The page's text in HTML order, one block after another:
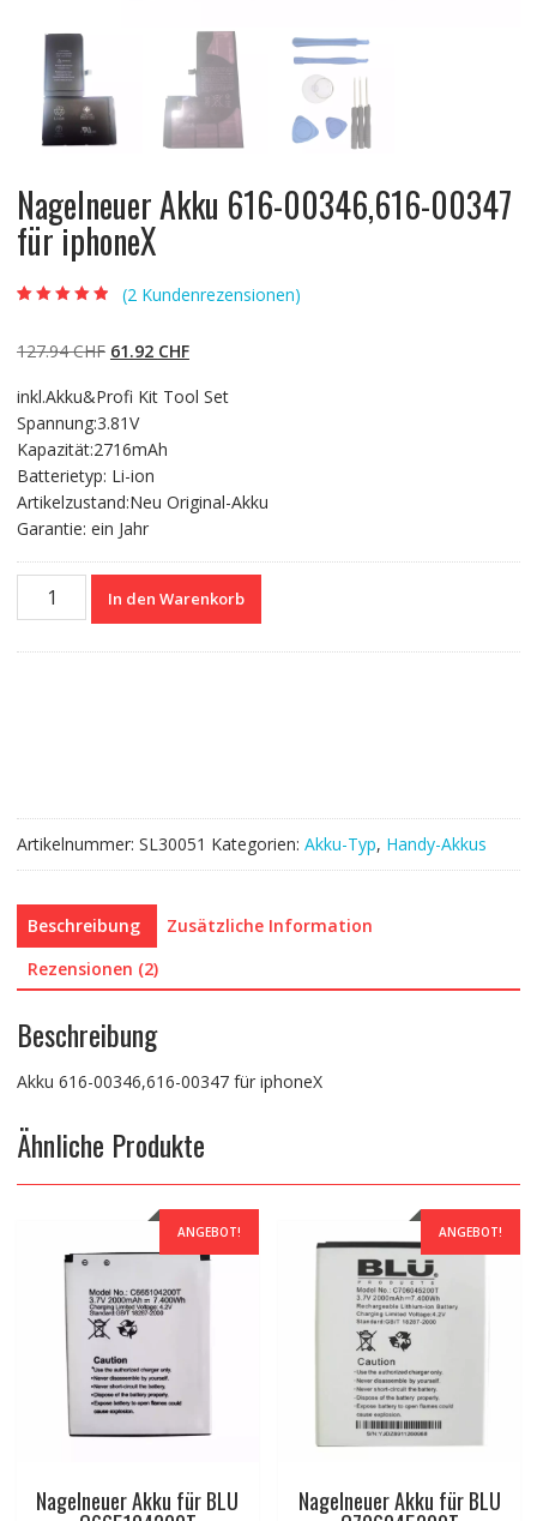
Nagelneuer Akku 616-00346,616-00347
für iphoneX
basierend auf
Kundenbewert
(2 Kundenrezensionen)
127.94CHF Ursprünglicher
war:
127.94 CHF
61.92 CHFAktueller
ist:
inkl.Akku&Profi Kit Tool Set
Spannung:3.81V
Kapazität:2716mAh
Batterietyp: Li-ion
Artikelzustand:Neu Original-Akku
Garantie: ein Jahr
Nagelneuer
In den Warenkorb
Artikelnummer: SL30051 Kategorien: Akku-Typ, Handy-Akkus
Beschreibung
Zusätzliche Information
Rezensionen (2)
Beschreibung
Akku 616-00346,616-00347 für iphoneX
Ähnliche Produkte
ANGEBOT!
Nagelneuer Akku für BLU
ANGEBOT!
Nagelneuer Akku für BLU